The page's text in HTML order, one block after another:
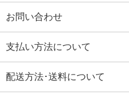
お問い合わせ
支払い方法について
配送方法･送料について